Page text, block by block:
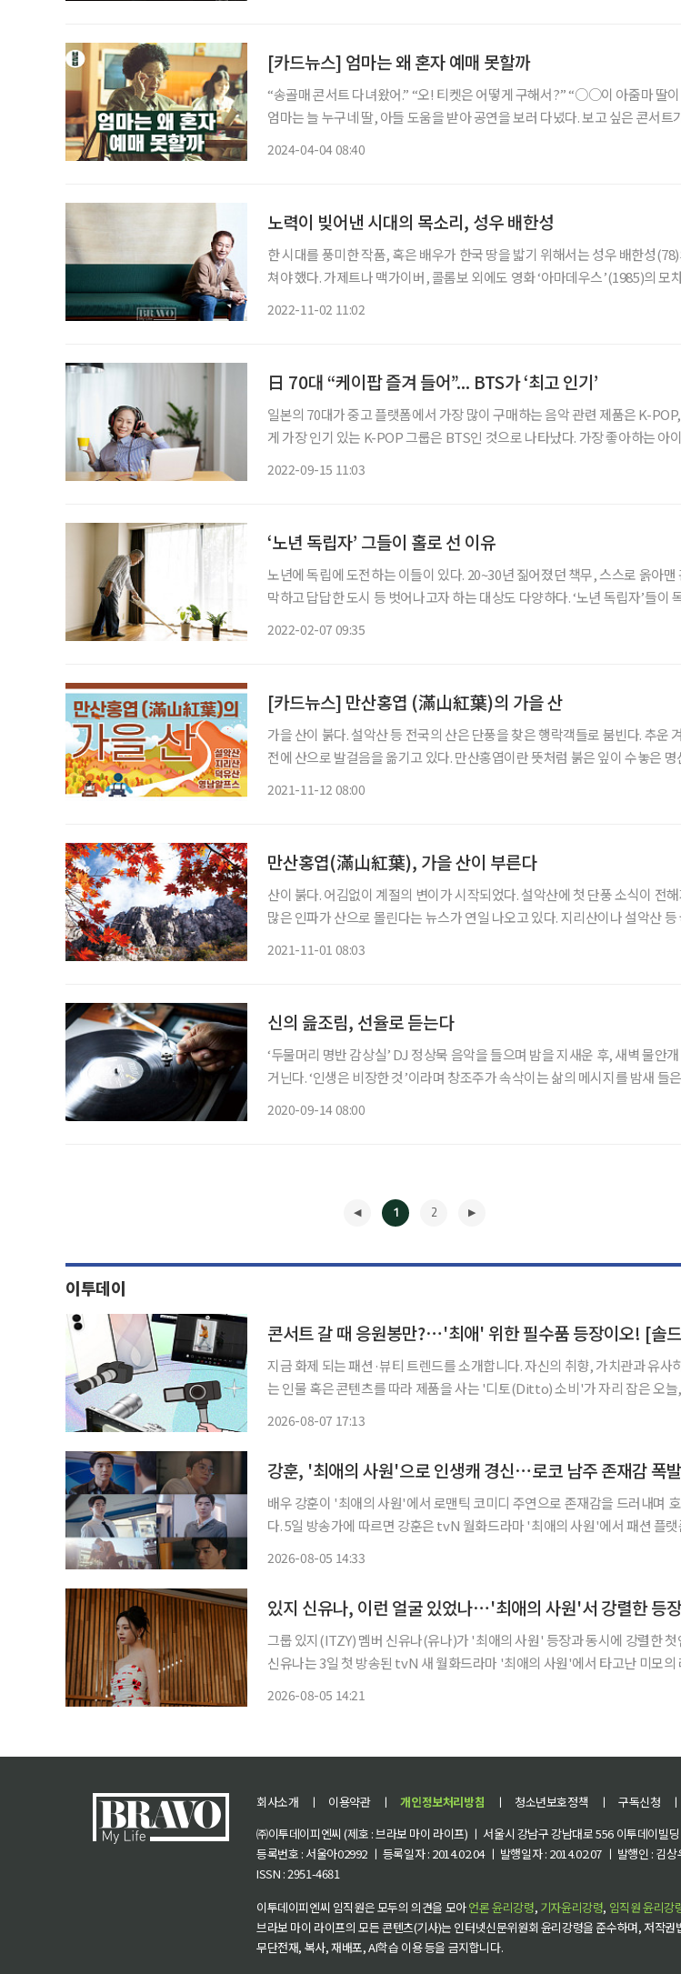
[카드뉴스] 엄마는 왜 혼자 예매 못할까
“송골매 콘서트 다녀왔어.” “오! 티켓은 어떻게 구해서?” “○○이 아줌마 딸
엄마는 늘 누구네 딸, 아들 도움을 받아 공연을 보러 다녔다. 보고 싶은 콘서트
2024-04-04 08:40
노력이 빚어낸 시대의 목소리, 성우 배한성
한 시대를 풍미한 작품, 혹은 배우가 한국 땅을 밟기 위해서는 성우 배한성
쳐야 했다. 가제트나 맥가이버, 콜롬보 외에도 영화 ‘아마데우스’(1985)의 모
2022-11-02 11:02
日 70대 “케이팝 즐겨 들어”... BTS가 ‘최고 인기’
일본의 70대가 중고 플랫폼에서 가장 많이 구매하는 음악 관련 제품은 K-
게 가장 인기 있는 K-POP 그룹은 BTS인 것으로 나타났다. 가장 좋아하는 아
2022-09-15 11:03
‘노년 독립자’ 그들이 홀로 선 이유
노년에 독립에 도전하는 이들이 있다. 20~30년 짊어졌던 책무, 스스로 옭아맨
막하고 답답한 도시 등 벗어나고자 하는 대상도 다양하다. ‘노년 독립자’들이
2022-02-07 09:35
[카드뉴스] 만산홍엽 (滿山紅葉)의 가을 산
가을 산이 붉다. 설악산 등 전국의 산은 단풍을 찾은 행락객들로 붐빈다. 추운
전에 산으로 발걸음을 옮기고 있다. 만산홍엽이란 뜻처럼 붉은 잎이 수놓은 명
2021-11-12 08:00
만산홍엽(滿山紅葉), 가을 산이 부른다
산이 붉다. 어김없이 계절의 변이가 시작되었다. 설악산에 첫 단풍 소식이 전
많은 인파가 산으로 몰린다는 뉴스가 연일 나오고 있다. 지리산이나 설악산
2021-11-01 08:03
신의 읊조림, 선율로 듣는다
‘두물머리 명반 감상실’ DJ 정상묵 음악을 들으며 밤을 지새운 후, 새벽 물안
거닌다. ‘인생은 비장한 것’이라며 창조주가 속삭이는 삶의 메시지를 밤새 들은 듯하다. 결국
2020-09-14 08:00
1 2
이투데이
콘서트 갈 때 응원봉만?⋯'최애' 위한 필수품 등장이오! [솔
지금 화제 되는 패션·뷰티 트렌드를 소개합니다. 자신의 취향, 가치관과 유사
는 인물 혹은 콘텐츠를 따라 제품을 사는 '디토(Ditto) 소비'가 자리 잡은 오
2026-08-07 17:13
강훈, '최애의 사원'으로 인생캐 경신⋯로코 남주 존재감 폭발
배우 강훈이 '최애의 사원'에서 로맨틱 코미디 주연으로 존재감을 드러내며
다. 5일 방송가에 따르면 강훈은 tvN 월화드라마 '최애의 사원'에서 패션 플랫폼 '아펠로'의
2026-08-05 14:33
있지 신유나, 이런 얼굴 있었나⋯'최애의 사원'서 강렬한 등장
그룹 있지(ITZY) 멤버 신유나(유나)가 '최애의 사원' 등장과 동시에 강렬한 첫
신유나는 3일 첫 방송된 tvN 새 월화드라마 '최애의 사원'에서 타고난 미모의
2026-08-05 14:21
회사소개 ㅣ 이용약관 ㅣ 개인정보처리방침 ㅣ 청소년보호정책 ㅣ 구독신청 ㅣ
㈜이투데이피엔씨 (제호 : 브라보 마이 라이프) ㅣ 서울시 강남구 강남대로 556 이투데이빌
등록번호 : 서울아02992 ㅣ 등록일자 : 2014.02.04 ㅣ 발행일자 : 2014.02.07 ㅣ 발행인 : 김
ISSN : 2951-4681
이투데이피엔씨 임직원은 모두의 의견을 모아언론 윤리강령, 기자윤리강령, 임직원 윤리강
브라보 마이 라이프의 모든 콘텐츠(기사)는 인터넷신문위원회 윤리강령을 준수하며, 저작권
무단전재, 복사, 재배포, AI학습 이용 등을 금지합니다.